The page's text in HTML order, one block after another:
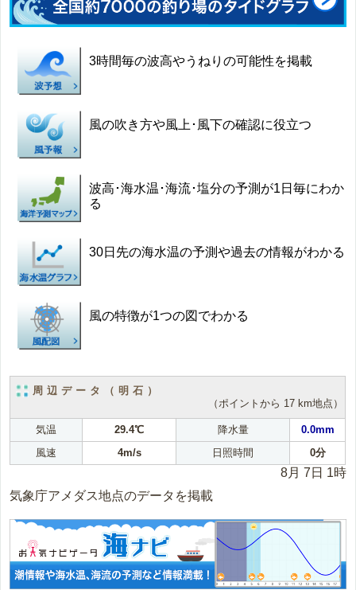
3時間毎の波高やうねりの可能性を掲載
風の吹き方や風上･風下の確認に役立つ
波高･海水温･海流･塩分の予測が1日毎にわか
る
30日先の海水温の予測や過去の情報がわかる
風の特徴が1つの図でわかる
周辺データ（明石）
（ポイントから 17 km地点）
気温 29.4℃ 降水量
0.0mm
風速
4m/s 日照時間 0分
8月 7日 1時
気象庁アメダス地点のデータを掲載